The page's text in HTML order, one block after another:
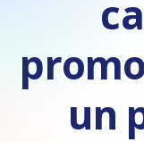
un